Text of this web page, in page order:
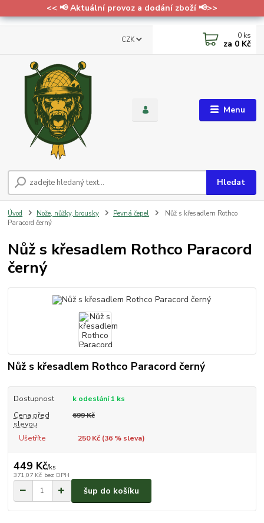
<< 📢 Aktuální provoz a dodání zboží 📢>>
Menu
CZK
Hledat
0 ks
za 0 Kč
Úvod Nože, nůžky, brousky Pevná čepel
Nůž s křesadlem Rothco
Paracord černý
Nůž s křesadlem Rothco Paracord
černý
Nůž s křesadlem Rothco Paracord černý
Dostupnost
k odeslání 1 ks
Cena před
slevou
699 Kč
Ušetříte 250 Kč (36% sleva)
449 Kč/ks
371,07 Kč bez DPH
šup do košíku